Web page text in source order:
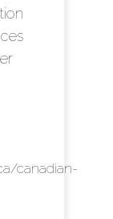
canadian-